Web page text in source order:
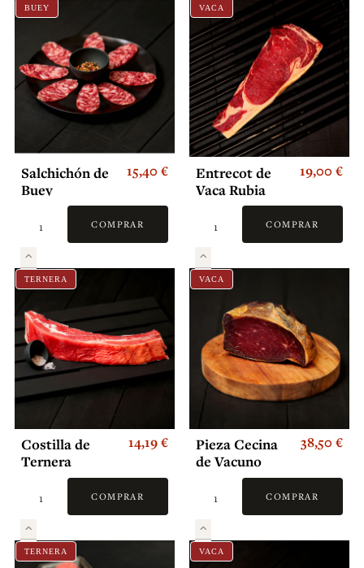
BUEY
Salchichón de
Buey
15,40 €
COMPRAR
VACA
Entrecot de
Vaca Rubia
Gallega
19,00 €
COMPRAR
TERNERA
Costilla de
Ternera
14,19 €
COMPRAR
VACA
Pieza Cecina
de Vacuno
38,50 €
COMPRAR
TERNERA VACA